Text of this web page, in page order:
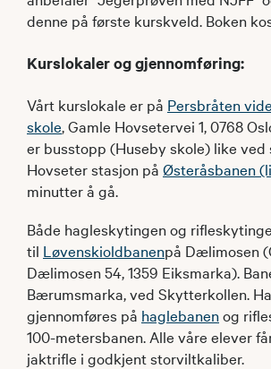
denne på første kurskveld. Boken
Kurslokaler og gjennomføring:
Vårt kurslokale er på Persbråten
skole, Gamle Hovsetervei 1, 0768
er busstopp (Huseby skole) like ved
Hovseter stasjon på Østeråsbanen
minutter å gå.
Både hagleskytingen og
til Løvenskioldbanenpå Dælimosen
Dælimosen 54, 1359 Eiksmarka).
Bærumsmarka, ved Skytterkollen.
gjennomføres på haglebanenog
100-metersbanen. Alle våre elever
jaktrifle i godkjent storviltkaliber.